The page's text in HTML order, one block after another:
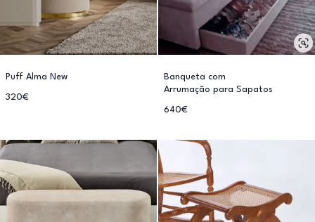
Puff Alma New
320€
Banqueta com
Arrumação para Sapatos
640€